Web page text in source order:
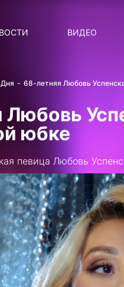
ВИДЕО
68-летняя Любовь
Любовь
юбке
певица Любовь